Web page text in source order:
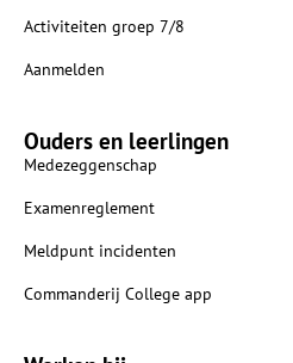
Activiteiten groep 7/8
Aanmelden
Ouders en leerlingen
Medezeggenschap
Examenreglement
Meldpunt incidenten
Commanderij College app